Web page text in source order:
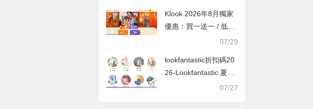
72折！
Klook 2026年8月獨家
優惠：買一送一 / 低至
07/29
lookfantastic折扣碼20
26-Lookfantastic 夏日
優惠低至65折優惠碼
07/27